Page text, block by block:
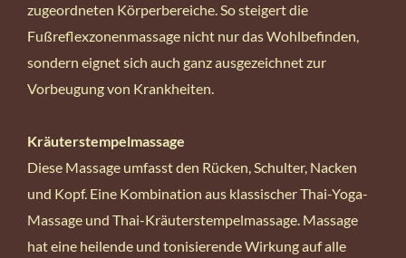
zugeordneten Körperbereiche. So steigert die
Fußreflexzonenmassage nicht nur das Wohlbefinden,
sondern eignet sich auch ganz ausgezeichnet zur
Vorbeugung von Krankheiten.
Kräuterstempelmassage
Diese Massage umfasst den Rücken, Schulter, Nacken
und Kopf. Eine Kombination aus klassischer Thai-Yoga-
Massage und Thai-Kräuterstempelmassage. Massage
hat eine heilende und tonisierende Wirkung auf alle